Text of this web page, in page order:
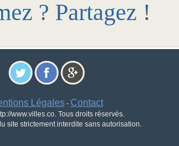
? Partagez !
Légales- Contact
www.villes.co. Tous droits réservés.
site strictement interdite sans autorisation.